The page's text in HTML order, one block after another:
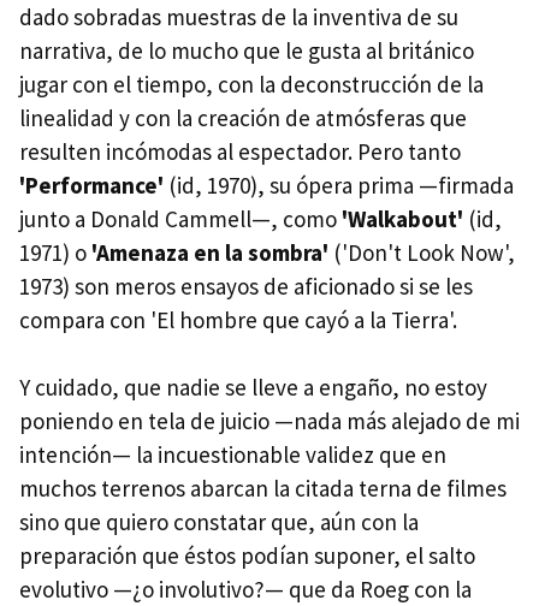
dado sobradas muestras de la inventiva de su
narrativa, de lo mucho que le gusta al británico
jugar con el tiempo, con la deconstrucción de la
linealidad y con la creación de atmósferas que
resulten incómodas al espectador. Pero tanto
'Performance' (id, 1970), su ópera prima —firmada
junto a Donald Cammell—, como 'Walkabout' (id,
1971) o 'Amenaza en la sombra' ('Don't Look Now',
1973) son meros ensayos de aficionado si se les
compara con 'El hombre que cayó a la Tierra'.
Y cuidado, que nadie se lleve a engaño, no estoy
poniendo en tela de juicio —nada más alejado de mi
intención— la incuestionable validez que en
muchos terrenos abarcan la citada terna de filmes
sino que quiero constatar que, aún con la
preparación que éstos podían suponer, el salto
evolutivo —¿o involutivo?— que da Roeg con la